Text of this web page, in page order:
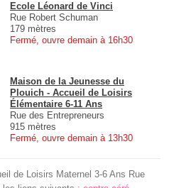
Ecole Léonard de Vinci
Rue Robert Schuman
179 mètres
Fermé, ouvre demain à 16h30
Maison de la Jeunesse du
Plouich - Accueil de Loisirs
Élémentaire 6-11 Ans
Rue des Entrepreneurs
915 mètres
Fermé, ouvre demain à 13h30
de Loisirs Maternel 3-6 Ans Rue